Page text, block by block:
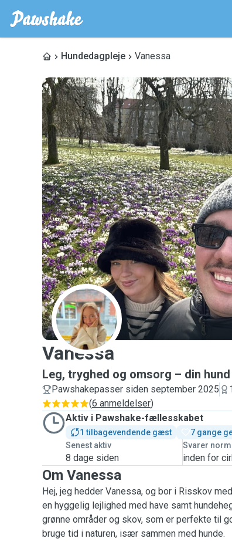
Hundedagpleje Vanessa
V
Vanessa
Leg, tryghed og omsorg – din
Pawshakepasser siden september 2025
(6 anmeldelser)
Aktiv i Pawshake-fællesskabet
1 tilbagevendende gæst
7 gange
Senest aktiv
8 dage siden
Svarer
inden for
Om Vanessa
Hej, jeg hedder Vanessa, og bor i Risskov
en hyggelig lejlighed med have samt
grønne områder og skov, som er perfekte til
bruge tid i naturen, især sammen med hunde.